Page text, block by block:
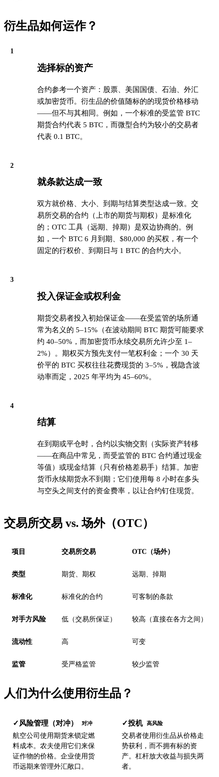
衍生品如何运作？
1
选择标的资产
合约参考一个资产：股票、美国国债、石油、外汇
或加密货币。衍生品的价值随标的的现货价格移动
——但不与其相同。例如，一个标准的受监管 BTC
期货合约代表 5 BTC，而微型合约为较小的交易者
代表 0.1 BTC。
2
就条款达成一致
双方就价格、大小、到期与结算类型达成一致。交
易所交易的合约（上市的期货与期权）是标准化
的；OTC 工具（远期、掉期）是双边协商的。例
如，一个 BTC 6 月到期、$80,000 的买权，有一个
固定的行权价、到期日与 1 BTC 的合约大小。
3
投入保证金或权利金
期货交易者投入初始保证金——在受监管的场所通
常为名义的 5–15%（在波动期间 BTC 期货可能要求
约 40–50%，而加密货币永续交易所允许少至 1–
2%）。期权买方预先支付一笔权利金；一个 30 天
价平的 BTC 买权往往花费现货的 3–5%，视隐含波
动率而定，2025 年平均为 45–60%。
4
结算
在到期或平仓时，合约以实物交割（实际资产转移
——在商品中常见，而受监管的 BTC 合约通过现金
等值）或现金结算（只有价格差易手）结算。加密
货币永续期货永不到期；它们使用每 8 小时在多头
与空头之间支付的资金费率，以让合约钉住现货。
交易所交易 vs. 场外（OTC）
项目 交易所交易 OTC（场外）
类型 期货、期权 远期、掉期
标准化 标准化的合约 可客制的条款
对手方风险 低（交易所保证） 较高（直接在各方之间）
流动性 高 可变
监管 受严格监管 较少监管
人们为什么使用衍生品？
✓ 风险管理（对冲） 对冲
航空公司使用期货来锁定燃
料成本。农夫使用它们来保
证作物的价格。企业使用货
币远期来管理外汇敞口。
✓投机 高风险
交易者使用衍生品从价格走
势获利，而不拥有标的资
产。杠杆放大收益与损失两
者。